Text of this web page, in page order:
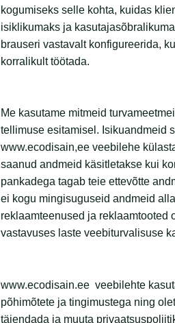
kogumiseks selle kohta, kuidas
isiklikumaks ja
brauseri vastavalt konfigureerida,
korralikult töötada.
Me kasutame mitmeid
tellimuse esitamisel. Isikuandmeid
www.ecodisain,ee veebilehe
saanud andmeid käsitletakse kui
pankadega tagab teie ettevõtte
ei kogu mingisuguseid andmeid
reklaamteenused ja reklaamtooted
vastavuses laste veebiturvalisuse
www.ecodisain.ee veebilehte
põhimõtete ja tingimustega ning
täiendada ja muuta